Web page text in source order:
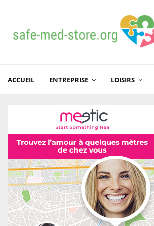
ACCUEIL ENTREPRISE LOISIRS